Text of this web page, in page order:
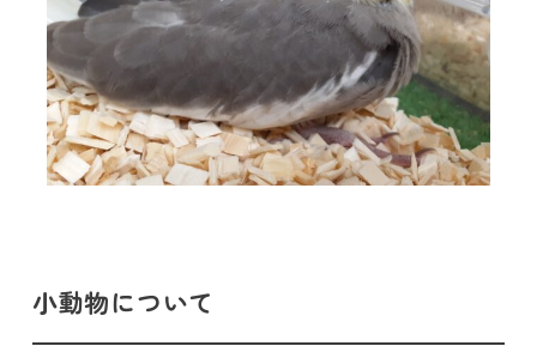
小動物について